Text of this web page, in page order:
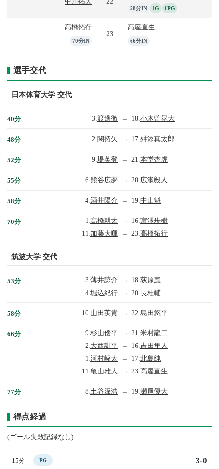
58分IN 1G 1PG
髙橋拓行
70分IN
23
髙屋直生
66分IN
選手交代
日本体育大学 交代
40分 3. 渡邊徹 → 18. 小木曽晃大
48分 2. 関拓矢 → 17. 舛添真太郎
52分 9. 堤英登 → 21. 本堂杏虎
55分 6. 熊谷広夢 → 20. 広瀬毅人
58分 4. 酒井陽介 → 19. 中山魁
70分 1. 高橋耕太 → 16. 宮澤歩樹
11. 加藤大暉 → 23. 髙橋拓行
筑波大学 交代
53分 3. 薄井諒介 → 18. 荻原嵐
4. 堀込紀行 → 20. 長桂輔
58分 10. 山田英貴 → 22. 島田悠平
66分 9. 杉山優平 → 21. 米村龍二
2. 大西訓平 → 16. 吉田隼人
1. 河村崚太 → 17. 北島純
11. 亀山雄大 → 23. 髙屋直生
77分 8. 土谷深浩 → 19. 瀬尾優大
得点経過
(ゴール失敗記録なし)
15分 PG 3-0